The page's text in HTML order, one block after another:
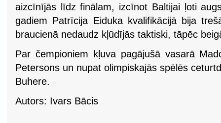
aizcīnījās līdz finālam, izcīnot Baltijai ļoti
gadiem Patrīcija Eiduka kvalifikācijā bija
braucienā nedaudz kļūdījās taktiski, tāpēc
Par čempioniem kļuva pagājušā vasarā
Petersons un nupat olimpiskajās spēlēs
Buhere.
Autors: Ivars Bācis